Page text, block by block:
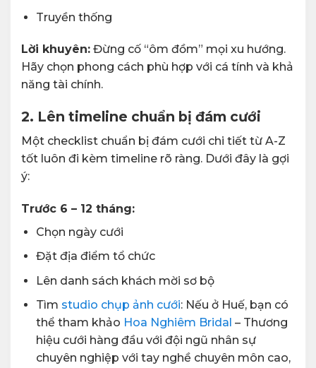
Truyền thống
Lời khuyên: Đừng cố “ôm đồm” mọi xu hướng.
Hãy chọn phong cách phù hợp với cá tính và khả
năng tài chính.
2. Lên timeline chuẩn bị đám cưới
Một checklist chuẩn bị đám cưới chi tiết từ A-Z
tốt luôn đi kèm timeline rõ ràng. Dưới đây là gợi
ý:
Trước 6 – 12 tháng:
Chọn ngày cưới
Đặt địa điểm tổ chức
Lên danh sách khách mời sơ bộ
Tìm studio chụp ảnh cưới: Nếu ở Huế, bạn có
thể tham khảo Hoa Nghiêm Bridal – Thương
hiệu cưới hàng đầu với đội ngũ nhân sự
chuyên nghiệp với tay nghề chuyên môn cao,